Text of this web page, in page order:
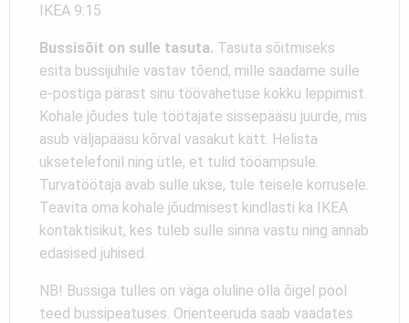
IKEA 9:15
Bussisõit on sulle tasuta. Tasuta sõitmiseks
esita bussijuhile vastav tõend, mille saadame sulle
e-postiga pärast sinu töövahetuse kokku leppimist.
Kohale jõudes tule töötajate sissepääsu juurde, mis
asub väljapääsu kõrval vasakut kätt. Helista
uksetelefonil ning ütle, et tulid tööampsule.
Turvatöötaja avab sulle ukse, tule teisele korrusele.
Teavita oma kohale jõudmisest kindlasti ka IKEA
kontaktisikut, kes tuleb sulle sinna vastu ning annab
edasised juhised.
NB! Bussiga tulles on väga oluline olla õigel pool
teed bussipeatuses. Orienteeruda saab vaadates